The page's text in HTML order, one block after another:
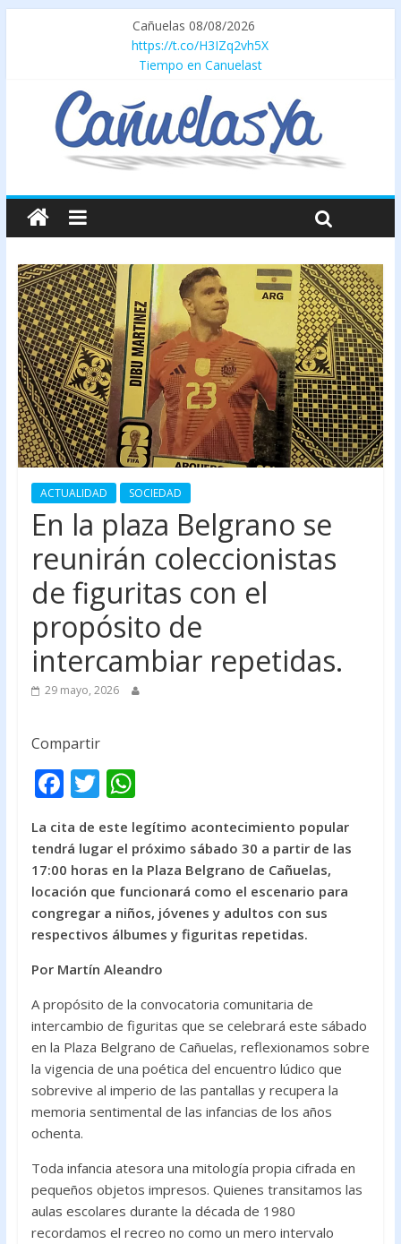
Cañuelas 08/08/2026
https://t.co/H3IZq2vh5X
Tiempo en Canuelast
ACTUALIDAD SOCIEDAD
En la plaza Belgrano se
reunirán coleccionistas
de figuritas con el
propósito de
intercambiar repetidas.
29 mayo, 2026
Compartir
F
ac
e
b
o
o
k
T
itt
er
W
at
s
A
p
p
La cita de este legítimo acontecimiento popular
tendrá lugar el próximo sábado 30 a partir de las
17:00 horas en la Plaza Belgrano de Cañuelas,
locación que funcionará como el escenario para
congregar a niños, jóvenes y adultos con sus
respectivos álbumes y figuritas repetidas.
Por Martín Aleandro
A propósito de la convocatoria comunitaria de
intercambio de figuritas que se celebrará este sábado
en la Plaza Belgrano de Cañuelas, reflexionamos sobre
la vigencia de una poética del encuentro lúdico que
sobrevive al imperio de las pantallas y recupera la
memoria sentimental de las infancias de los años
ochenta.
Toda infancia atesora una mitología propia cifrada en
pequeños objetos impresos. Quienes transitamos las
aulas escolares durante la década de 1980
recordamos el recreo no como un mero intervalo